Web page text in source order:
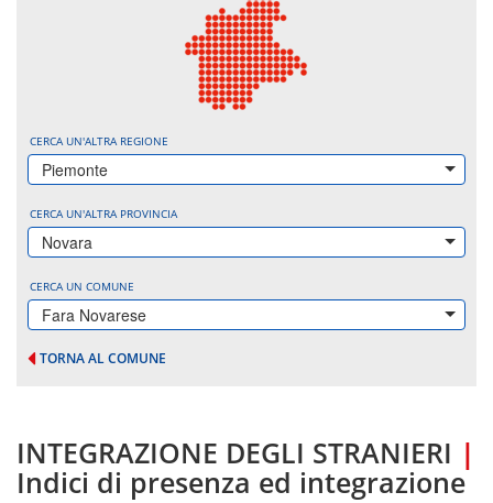
CERCA UN'ALTRA REGIONE
Piemonte
CERCA UN'ALTRA PROVINCIA
Novara
CERCA UN COMUNE
Fara Novarese
TORNA AL COMUNE
INTEGRAZIONE DEGLI STRANIERI |
Indici di presenza ed integrazione